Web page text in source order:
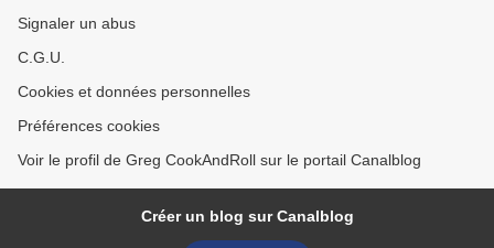
Signaler un abus
C.G.U.
Cookies et données personnelles
Préférences cookies
Voir le profil de Greg CookAndRoll sur le portail Canalblog
Créer un blog sur Canalblog